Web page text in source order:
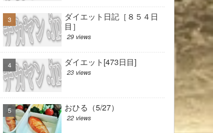
ダイエット日記［８５４日
目］
29 views
ダイエット[473日目]
23 views
おひる（5/27）
22 views